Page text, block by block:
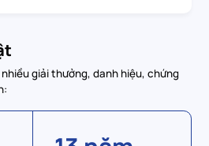
nhiều giải thưởng, danh hiệu, chứng